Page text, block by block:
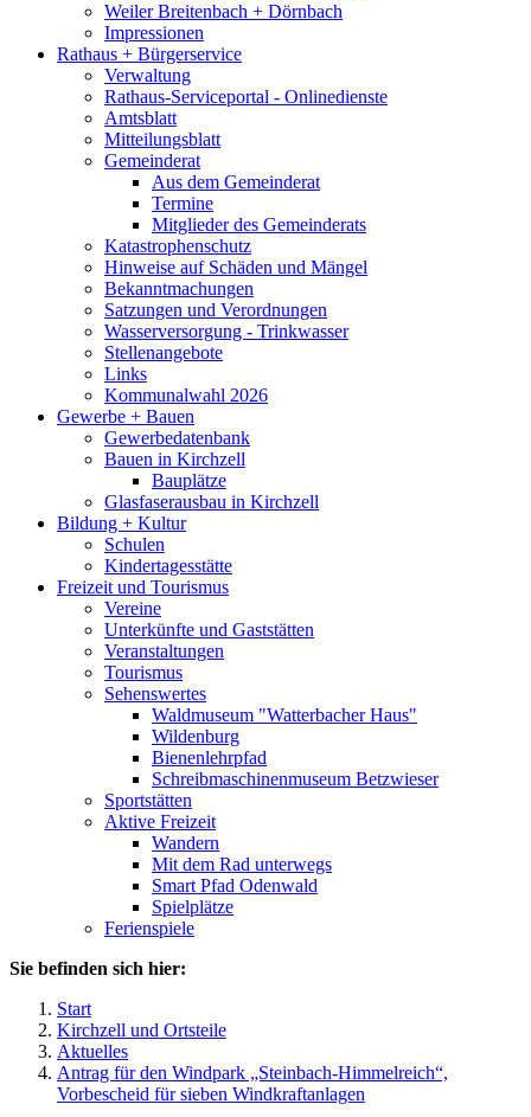
Weiler Breitenbach + Dörnbach
Impressionen
Rathaus + Bürgerservice
Verwaltung
Rathaus-Serviceportal - Onlinedienste
Amtsblatt
Mitteilungsblatt
Gemeinderat
Aus dem Gemeinderat
Termine
Mitglieder des Gemeinderats
Katastrophenschutz
Hinweise auf Schäden und Mängel
Bekanntmachungen
Satzungen und Verordnungen
Wasserversorgung - Trinkwasser
Stellenangebote
Links
Kommunalwahl 2026
Gewerbe + Bauen
Gewerbedatenbank
Bauen in Kirchzell
Bauplätze
Glasfaserausbau in Kirchzell
Bildung + Kultur
Schulen
Kindertagesstätte
Freizeit und Tourismus
Vereine
Unterkünfte und Gaststätten
Veranstaltungen
Tourismus
Sehenswertes
Waldmuseum "Watterbacher Haus"
Wildenburg
Bienenlehrpfad
Schreibmaschinenmuseum Betzwieser
Sportstätten
Aktive Freizeit
Wandern
Mit dem Rad unterwegs
Smart Pfad Odenwald
Spielplätze
Ferienspiele
Sie befinden sich hier:
Start
Kirchzell und Ortsteile
Aktuelles
Antrag für den Windpark „Steinbach-Himmelreich“,
Vorbescheid für sieben Windkraftanlagen